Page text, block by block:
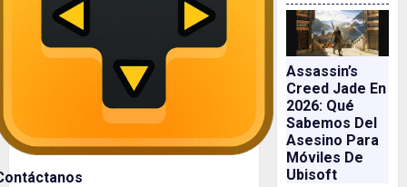
Assassin’s
Creed Jade En
2026: Qué
Sabemos Del
Asesino Para
Móviles De
Ubisoft